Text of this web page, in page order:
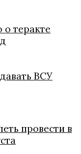
о теракте
ВСУ
провести в